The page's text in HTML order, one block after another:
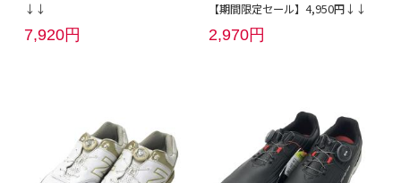
↓↓
7,920円
【期間限定セール】4,950円↓↓
2,970円